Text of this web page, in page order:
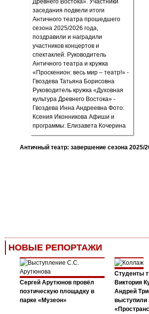
Античный театр: завершение сезона 2025/
НОВЫЕ РЕПОРТАЖИ
Сергей Арутюнов провёл
поэтическую площадку в
парке «Музеон»
Студенты
Виктория
Андрей
выступили